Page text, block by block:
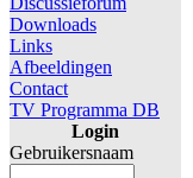
Downloads
Links
Afbeeldingen
Contact
TV Programma DB
Login
Gebruikersnaam